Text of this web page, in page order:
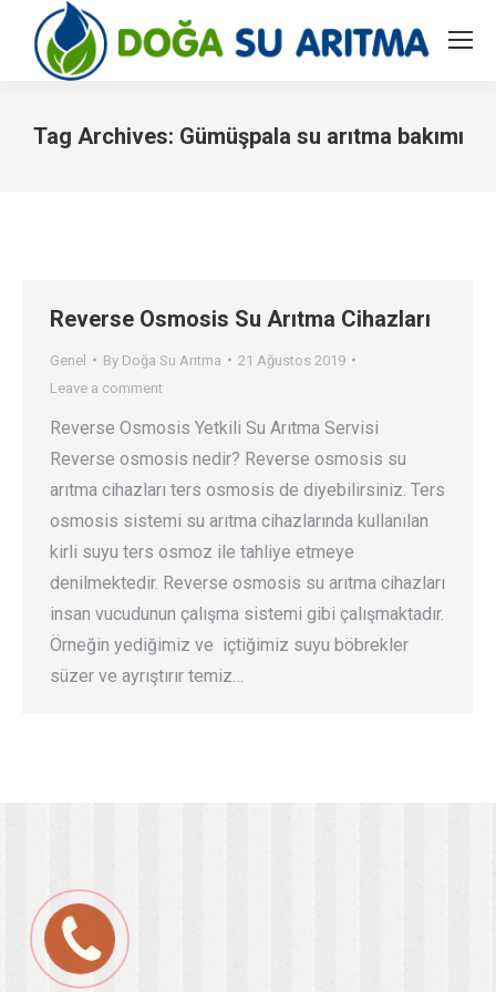
Tag Archives: Gümüşpala su arıtma bakımı
Reverse Osmosis Su Arıtma Cihazları
Genel By Doğa Su Arıtma
21 Ağustos 2019
Leave a comment
Reverse Osmosis Yetkili Su Arıtma Servisi
Reverse osmosis nedir? Reverse osmosis su
arıtma cihazları ters osmosis de diyebilirsiniz. Ters
osmosis sistemi su arıtma cihazlarında kullanılan
kirli suyu ters osmoz ile tahliye etmeye
denilmektedir. Reverse osmosis su arıtma cihazları
insan vucudunun çalışma sistemi gibi çalışmaktadır.
Örneğin yediğimiz ve içtiğimiz suyu böbrekler
süzer ve ayrıştırır temiz…